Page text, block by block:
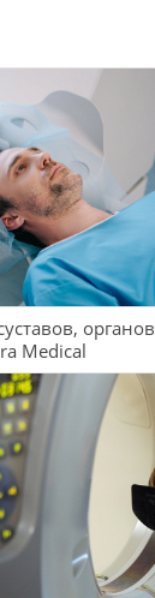
органов
Medical